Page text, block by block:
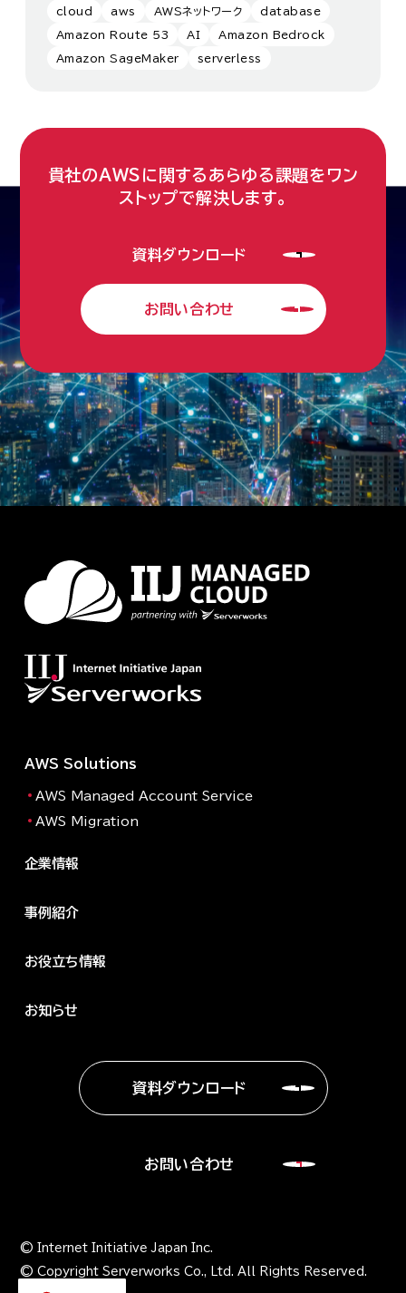
cloud aws AWSネットワーク database
Amazon Route 53 AI Amazon Bedrock
Amazon SageMaker serverless
貴社のAWSに関するあらゆる課題をワン
ストップで解決します。
資料ダウンロード
お問い合わせ
AWS Solutions
AWS Managed Account Service
AWS Migration
企業情報
事例紹介
お役立ち情報
お知らせ
資料ダウンロード
お問い合わせ
© Internet Initiative Japan Inc.
© Copyright Serverworks Co., Ltd. All Rights Reserved.